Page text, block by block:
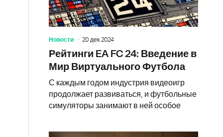
Новости 20 дек 2024
Рейтинги EA FC 24: Введение в
Мир Виртуального Футбола
С каждым годом индустрия видеоигр
продолжает развиваться, и футбольные
симуляторы занимают в ней особое